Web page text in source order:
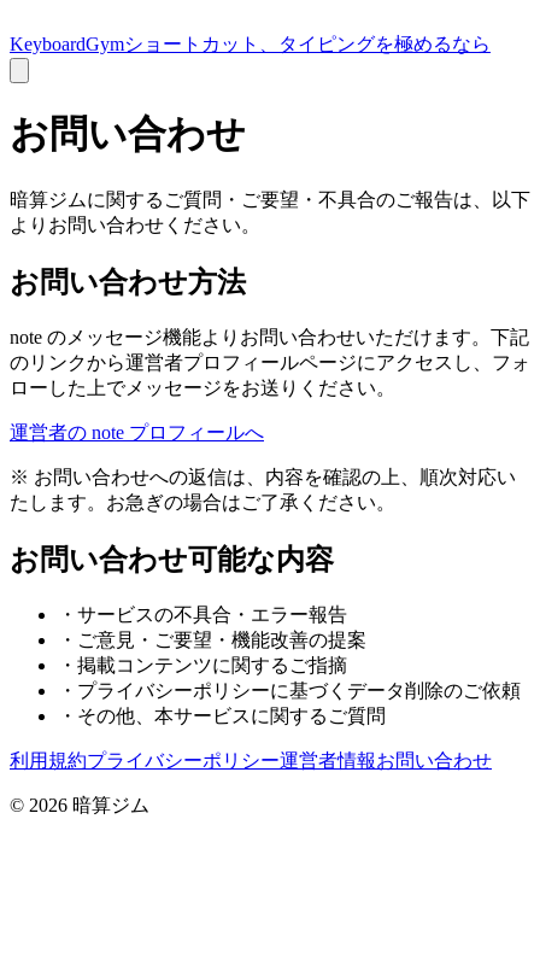
KeyboardGymショートカット、タイピングを極めるなら
お問い合わせ
暗算ジムに関するご質問・ご要望・不具合のご報告は、以下
よりお問い合わせください。
お問い合わせ方法
note のメッセージ機能よりお問い合わせいただけます。下記
のリンクから運営者プロフィールページにアクセスし、フォ
ローした上でメッセージをお送りください。
運営者の note プロフィールへ
※ お問い合わせへの返信は、内容を確認の上、順次対応い
たします。お急ぎの場合はご了承ください。
お問い合わせ可能な内容
・ サービスの不具合・エラー報告
・ ご意見・ご要望・機能改善の提案
・ 掲載コンテンツに関するご指摘
・ プライバシーポリシーに基づくデータ削除のご依頼
・ その他、本サービスに関するご質問
利用規約プライバシーポリシー運営者情報お問い合わせ
© 2026 暗算ジム